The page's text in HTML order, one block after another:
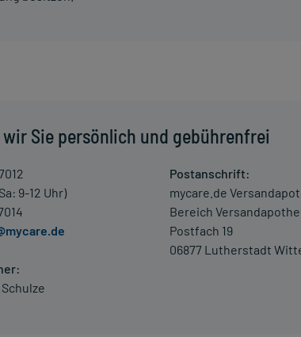
wir Sie persönlich und gebührenfrei
9-12 Uhr)
Postanschrift:
mycare.de
Bereich
Postfach 19
06877 Lutherstadt